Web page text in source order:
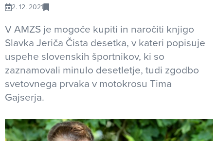
2. 12. 2021
V AMZS je mogoče kupiti in naročiti knjigo
Slavka Jeriča Čista desetka, v kateri popisuje
uspehe slovenskih športnikov, ki so
zaznamovali minulo desetletje, tudi zgodbo
svetovnega prvaka v motokrosu Tima
Gajserja.